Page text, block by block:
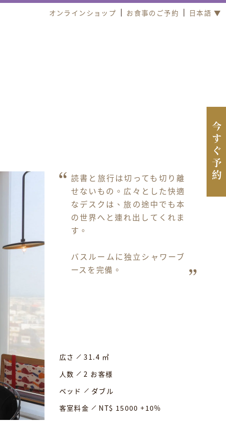
オンラインショップ お食事のご予約 日本語 ▼
今すぐ予約
読書と旅行は切っても切り離
せないもの。広々とした快適
なデスクは、旅の途中でも本
の世界へと連れ出してくれま
す。
バスルームに独立シャワーブ
ースを完備。
広さ
31.4 ㎡
人数
2 お客様
ベッド
ダブル
客室料金
NT$ 15000 +10%